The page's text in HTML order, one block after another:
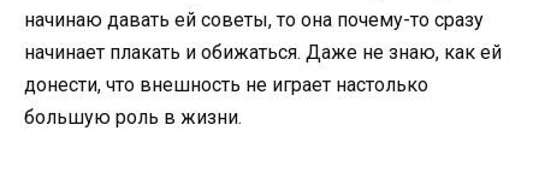
начинаю давать ей советы, то она почему-то сразу
начинает плакать и обижаться. Даже не знаю, как ей
донести, что внешность не играет настолько
большую роль в жизни.